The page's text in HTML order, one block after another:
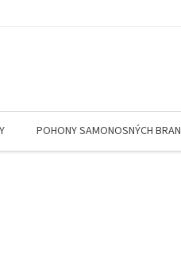
POHONY SAMONOSNÝCH BRAN